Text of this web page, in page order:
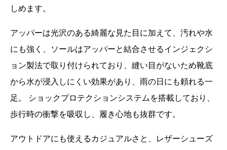
しめます。
アッパーは光沢のある綺麗な見た目に加えて、汚れや水
にも強く、ソールはアッパーと結合させるインジェクシ
ョン製法で取り付けられており、縫い目がないため靴底
から水が浸入しにくい効果があり、雨の日にも頼れる一
足。 ショックプロテクションシステムを搭載しており、
歩行時の衝撃を吸収し、履き心地も抜群です。
アウトドアにも使えるカジュアルさと、レザーシューズ